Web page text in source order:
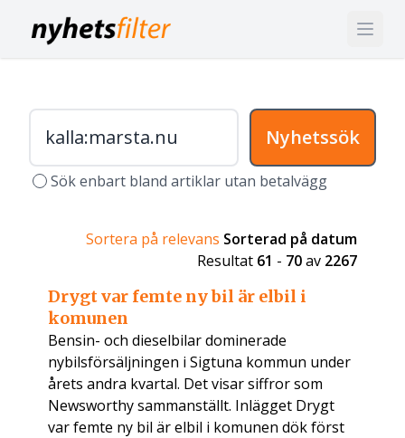
Nyhetssök
Sök enbart bland artiklar utan betalvägg
Sortera på relevans Sorterad på datum
Resultat 61 - 70av 2267
Drygt var femte ny bil är elbil i
komunen
Bensin- och dieselbilar dominerade
nybilsförsäljningen i Sigtuna kommun under
årets andra kvartal. Det visar siffror som
Newsworthy sammanställt. Inlägget Drygt
var femte ny bil är elbil i komunen dök först